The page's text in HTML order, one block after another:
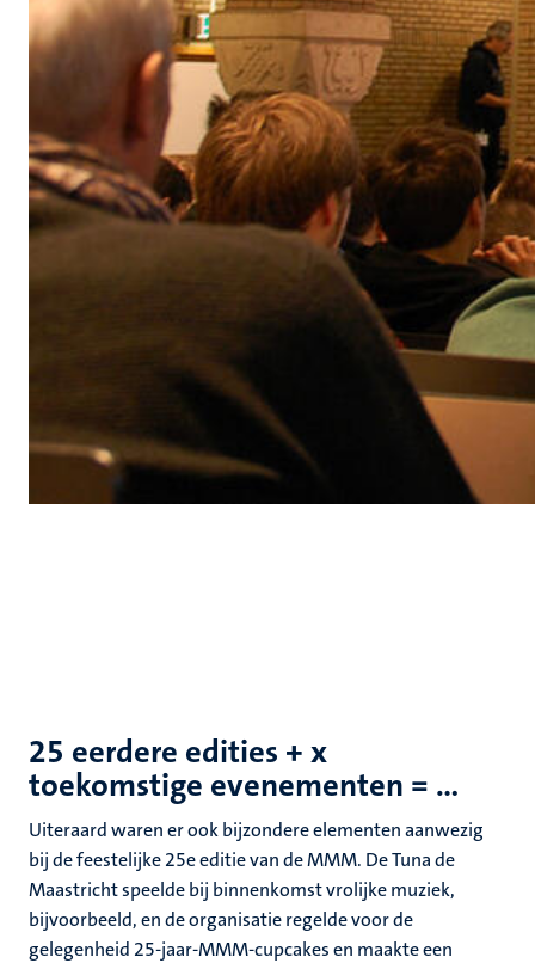
25 eerdere edities + x
toekomstige evenementen = …
Uiteraard waren er ook bijzondere elementen aanwezig
bij de feestelijke 25e editie van de MMM. De Tuna de
Maastricht speelde bij binnenkomst vrolijke muziek,
bijvoorbeeld, en de organisatie regelde voor de
gelegenheid 25-jaar-MMM-cupcakes en maakte een